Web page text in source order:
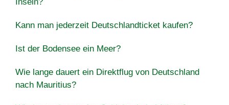
Kann man jederzeit Deutschlandticket kaufen?
Ist der Bodensee ein Meer?
Wie lange dauert ein Direktflug von Deutschland
nach Mauritius?